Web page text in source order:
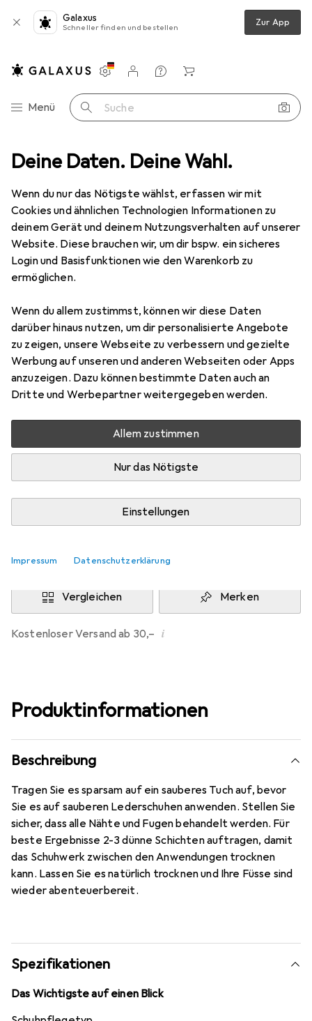
Deine Daten. Deine Wahl.
Wenn du nur das Nötigste wählst, erfassen wir mit
Cookies und ähnlichen Technologien Informationen zu
deinem Gerät und deinem Nutzungsverhalten auf unserer
Website. Diese brauchen wir, um dir bspw. ein sicheres
Login und Basisfunktionen wie den Warenkorb zu
ermöglichen.
Wenn du allem zustimmst, können wir diese Daten
darüber hinaus nutzen, um dir personalisierte Angebote
zu zeigen, unsere Webseite zu verbessern und gezielte
Werbung auf unseren und anderen Webseiten oder Apps
anzuzeigen. Dazu können bestimmte Daten auch an
Dritte und Werbepartner weitergegeben werden.
Allem zustimmen
Nur das Nötigste
Einstellungen
Impressum Datenschutzerklärung
Galaxus
Schneller finden und bestellen Zur App
Navigation nach Kategorien
Menü Suche
Einstellungen
Kundenkonto
Vergleichslisten
Merklisten
Warenkorb
Textilpflege Schuhpflegemittel
5 Bilder 1 Video
Grangers
80 ml
Preis in EUR inkl. MwSt.
EUR
16,30 EUR
203,76/1l
16
Bewertungen
Mehr von Grangers
Zwischen Do, 13.8. und Mo, 17.8. geliefert
Nur 3 Stück an Lager beim Drittanbieter
Lieferort angeben für genaue Lieferzeit
StockNet ConnectFR
In den Warenkorb
Vergleichen Merken
Kostenloser Versand ab 30,– i
Produktinformationen
Beschreibung
Tragen Sie es sparsam auf ein sauberes Tuch auf, bevor
Sie es auf sauberen Lederschuhen anwenden. Stellen Sie
sicher, dass alle Nähte und Fugen behandelt werden. Für
beste Ergebnisse 2-3 dünne Schichten auftragen, damit
das Schuhwerk zwischen den Anwendungen trocknen
kann. Lassen Sie es natürlich trocknen und Ihre Füsse sind
wieder abenteuerbereit.
Spezifikationen
Das Wichtigste auf einen Blick